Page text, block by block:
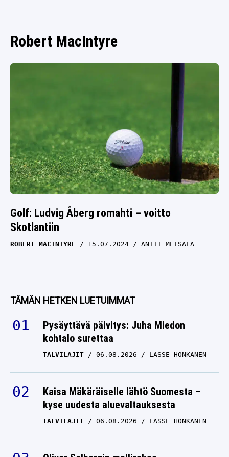
Robert MacIntyre
Golf: Ludvig Åberg romahti – voitto
Skotlantiin
ROBERT MACINTYRE 15.07.2024 ANTTI METSÄLÄ
TÄMÄN HETKEN LUETUIMMAT
Pysäyttävä päivitys: Juha Miedon
kohtalo surettaa
TALVILAJIT 06.08.2026 LASSE HONKANEN
Kaisa Mäkäräiselle lähtö Suomesta –
kyse uudesta aluevaltauksesta
TALVILAJIT 06.08.2026 LASSE HONKANEN